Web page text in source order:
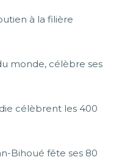
à la filière
monde, célèbre ses
célèbrent les 400
Bihoué fête ses 80